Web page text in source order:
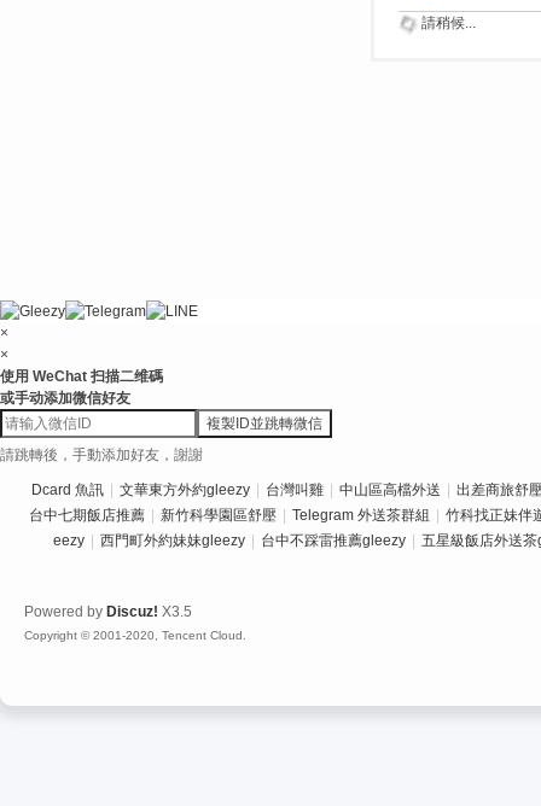
請稍候...
×
×
使用 WeChat 扫描二维碼
或手动添加微信好友
複製ID並跳轉微信
請跳轉後，手動添加好友，謝謝
Dcard 魚訊 文華東方外約gleezy 台灣叫雞 中山區高檔外送
出差商旅舒
台中七期飯店推薦
新竹科學園區舒壓 Telegram 外送茶群組
竹科找正妹伴
eezy
西門町外約妹妹gleezy 台中不踩雷推薦gleezy 五星級飯店外送
Powered by Discuz! X3.5
Copyright © 2001-2020, Tencent Cloud.